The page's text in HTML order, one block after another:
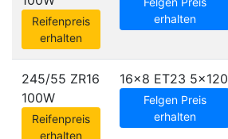
Reifenpreis
erhalten
erhalten
245/55 ZR16
100W
Reifenpreis
erhalten
16x8 ET23 5x120
Felgen Preis
erhalten